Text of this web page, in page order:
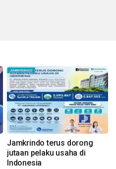
Jamkrindo terus dorong
jutaan pelaku usaha di
Indonesia